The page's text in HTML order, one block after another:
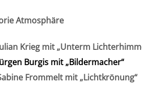
Atmosphäre
Krieg mit „Unterm
Burgis mit „Bildermacher“
Frommelt mit „Lichtkrönung“